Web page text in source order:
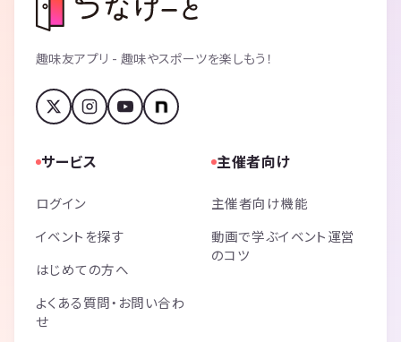
趣味友アプリ - 趣味やスポーツを楽しもう！
サービス
ログイン
イベントを探す
はじめての方へ
よくある質問・お問い合わ
せ
主催者向け
主催者向け機能
動画で学ぶイベント運営
のコツ